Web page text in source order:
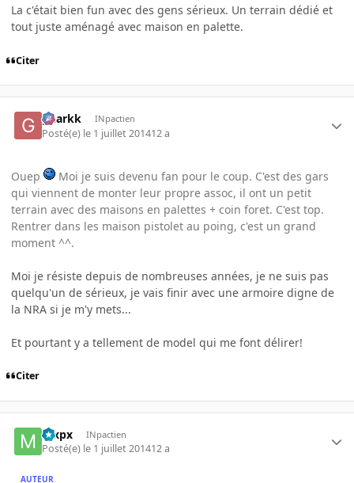
La c'était bien fun avec des gens sérieux. Un terrain dédié et
tout juste aménagé avec maison en palette.
Citer
gnarkk INpactien
Posté(e) le 1 juillet 201412 a
Ouep
Moi je suis devenu fan pour le coup. C'est des gars
qui viennent de monter leur propre assoc, il ont un petit
terrain avec des maisons en palettes + coin foret. C'est top.
Rentrer dans les maison pistolet au poing, c'est un grand
moment ^^.
Moi je résiste depuis de nombreuses années, je ne suis pas
quelqu'un de sérieux, je vais finir avec une armoire digne de
la NRA si je m'y mets...
Et pourtant y a tellement de model qui me font délirer!
Citer
mxpx INpactien
Posté(e) le 1 juillet 201412 a
AUTEUR